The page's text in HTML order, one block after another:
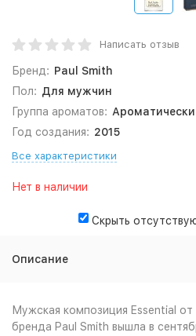
Написать отзыв
Бренд: Paul Smith
Пол: Для мужчин
Группа ароматов:
Год создания: 2015
Все характеристики
Нет в наличии
Скрыть
Описание
Мужская композиция Essential
бренда Paul Smith вышла в